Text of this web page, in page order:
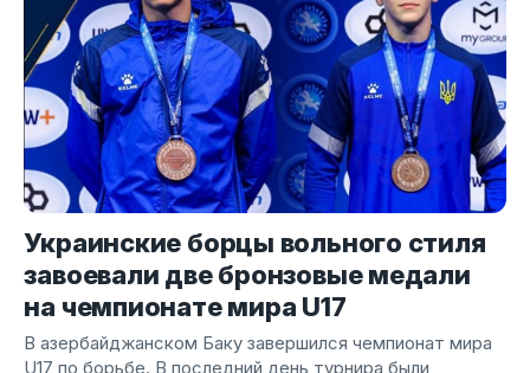
Украинские борцы вольного стиля
завоевали две бронзовые медали
на чемпионате мира U17
В азербайджанском Баку завершился чемпионат мира
U17 по борьбе. В последний день турнира были